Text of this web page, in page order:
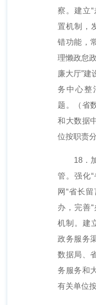
察。建立
置机制，
错功能，
理懒政怠
廉大厅”建
务中心整
题。（省
和大数据
位按职责
18．加
管。强化
网“省长
办，完善
机制。建
政务服务
数据局、
务服务和
有关单位